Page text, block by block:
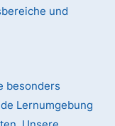
und
besonders
Lernumgebung